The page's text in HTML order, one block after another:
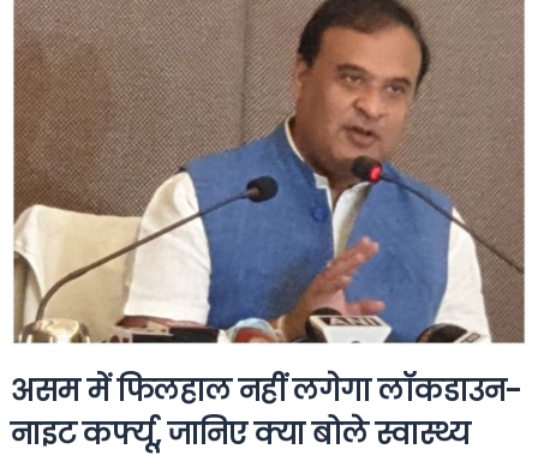
असम में फिलहाल नहीं लगेगा लॉकडाउन-
नाइट कर्फ्यू, जानिए क्या बोले स्वास्थ्य